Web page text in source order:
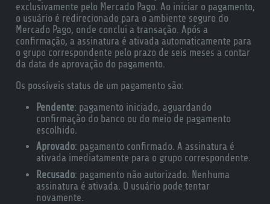
exclusivamente pelo Mercado Pago. Ao iniciar o pagamento,
o usuário é redirecionado para o ambiente seguro do
Mercado Pago, onde conclui a transação. Após a
confirmação, a assinatura é ativada automaticamente para
o grupo correspondente pelo prazo de seis meses a contar
da data de aprovação do pagamento.
Os possíveis status de um pagamento são:
Pendente: pagamento iniciado, aguardando
confirmação do banco ou do meio de pagamento
escolhido.
Aprovado: pagamento confirmado. A assinatura é
ativada imediatamente para o grupo correspondente.
Recusado: pagamento não autorizado. Nenhuma
assinatura é ativada. O usuário pode tentar
novamente.